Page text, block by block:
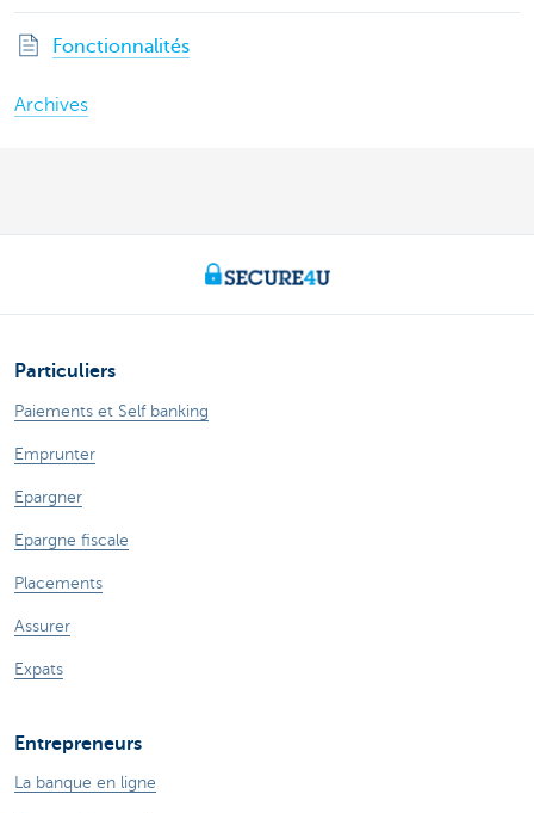
Fonctionnalités
Archives
Particuliers
Paiements et Self banking
Emprunter
Epargner
Epargne fiscale
Placements
Assurer
Expats
Entrepreneurs
La banque en ligne